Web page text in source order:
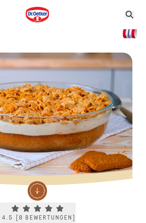
Current rating 4.5. Click to rate.
4.5 8 BEWERTUNGEN